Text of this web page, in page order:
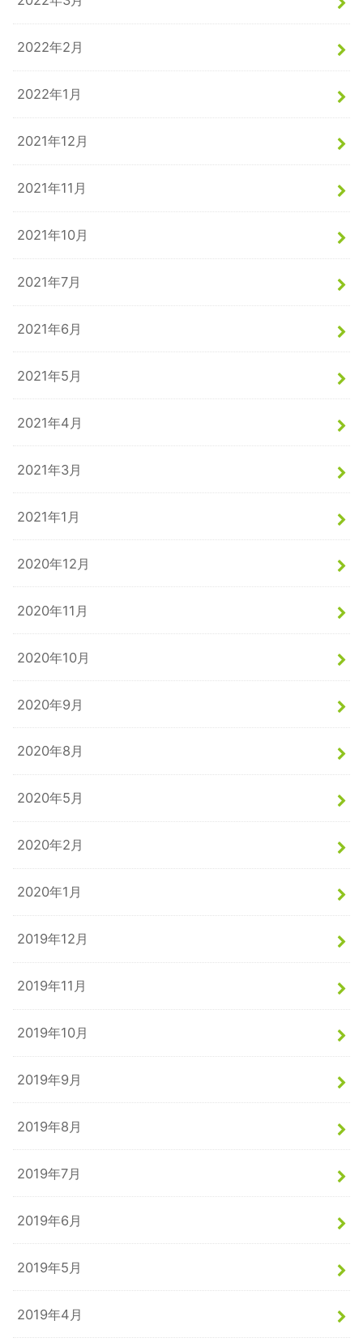
2022年2月
2022年1月
2021年12月
2021年11月
2021年10月
2021年7月
2021年6月
2021年5月
2021年4月
2021年3月
2021年1月
2020年12月
2020年11月
2020年10月
2020年9月
2020年8月
2020年5月
2020年2月
2020年1月
2019年12月
2019年11月
2019年10月
2019年9月
2019年8月
2019年7月
2019年6月
2019年5月
2019年4月